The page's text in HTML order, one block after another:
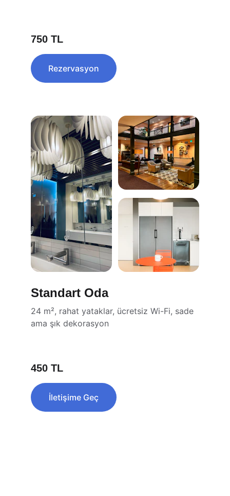
750 TL
Standart Oda
24 m², rahat yataklar, ücretsiz Wi-Fi, sade
ama şık dekorasyon
450 TL
Rezervasyon
İletişime Geç